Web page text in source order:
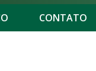
CONTATO